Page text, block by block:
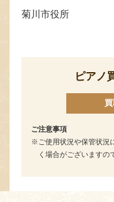
菊川市役所
ピアノ
ご注意事項
ご使用状況や保管状況
く場合がございますの